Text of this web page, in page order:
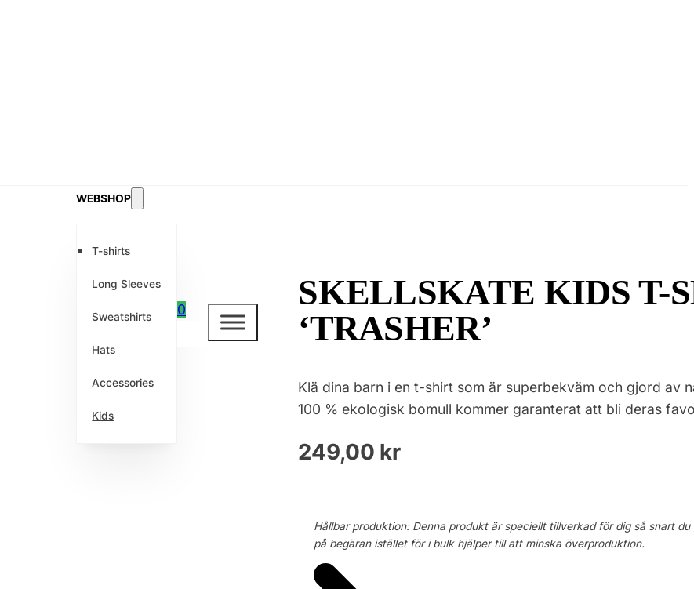
WEBSHOP
T-shirts
Long Sleeves
Sweatshirts
Hats
Accessories
Kids
0
SKELLSKATE KIDS T-
‘TRASHER’
Klä dina barn i en t-shirt som är superbekväm och gjord av
100 % ekologisk bomull kommer garanterat att bli deras
249,00 kr
Hållbar produktion: Denna produkt är speciellt tillverkad för dig så snart
på begäran istället för i bulk hjälper till att minska överproduktion.